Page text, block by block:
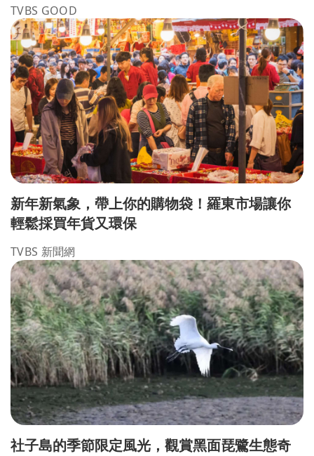
TVBS GOOD
新年新氣象，帶上你的購物袋！羅東市場讓你
輕鬆採買年貨又環保
TVBS 新聞網
社子島的季節限定風光，觀賞黑面琵鷺生態奇